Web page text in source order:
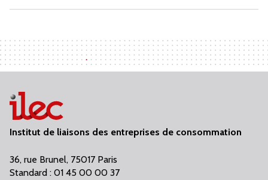
Institut de liaisons des entreprises de consommation
36, rue Brunel, 75017 Paris
Standard : 01 45 00 00 37